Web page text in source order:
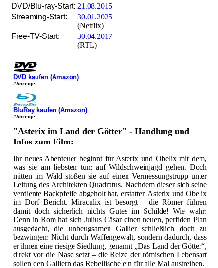
DVD/Blu-ray-Start: 21.08.2015
Streaming-Start:
30.01.2025
(Netflix)
Free-TV-Start:
30.04.2017
(RTL)
DVD kaufen (Amazon)
#Anzeige
BluRay kaufen (Amazon)
#Anzeige
"Asterix im Land der Götter" - Handlung und
Infos zum Film:
Ihr neues Abenteuer beginnt für Asterix und Obelix mit dem,
was sie am liebsten tun: auf Wildschweinjagd gehen. Doch
mitten im Wald stoßen sie auf einen Vermessungstrupp unter
Leitung des Architekten Quadratus. Nachdem dieser sich seine
verdiente Backpfeife abgeholt hat, erstatten Asterix und Obelix
im Dorf Bericht. Miraculix ist besorgt – die Römer führen
damit doch sicherlich nichts Gutes im Schilde! Wie wahr:
Denn in Rom hat sich Julius Cäsar einen neuen, perfiden Plan
ausgedacht, die unbeugsamen Gallier schließlich doch zu
bezwingen: Nicht durch Waffengewalt, sondern dadurch, dass
er ihnen eine riesige Siedlung, genannt „Das Land der Götter“,
direkt vor die Nase setzt – die Reize der römischen Lebensart
sollen den Galliern das Rebellische ein für alle Mal austreiben.